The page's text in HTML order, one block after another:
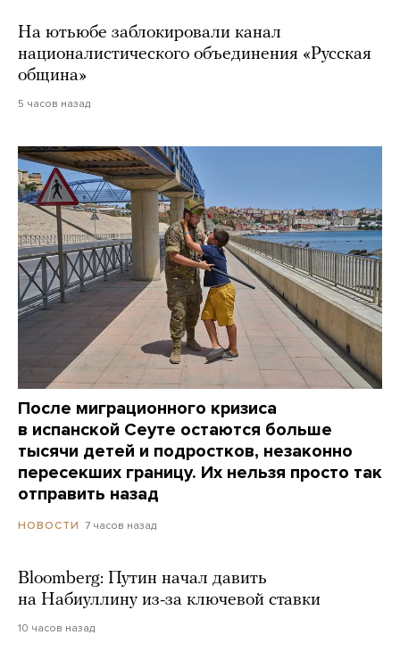
На ютьюбе заблокировали канал
националистического объединения «Русская
община»
5 часов назад
После миграционного кризиса
в испанской Сеуте остаются больше
тысячи детей и подростков, незаконно
пересекших границу. Их нельзя просто так
отправить назад
НОВОСТИ 7 часов назад
Bloomberg: Путин начал давить
на Набиуллину из-за ключевой ставки
10 часов назад